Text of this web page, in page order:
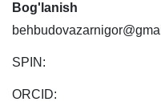
Bog'lanish
SPIN:
ORCID: